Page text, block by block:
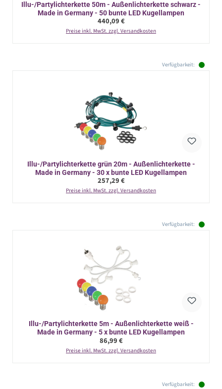
Illu-/Partylichterkette 50m - Außenlichterkette schwarz -
Made in Germany - 50 bunte LED Kugellampen
Regulärer Preis:
440,09 €
Preise inkl. MwSt. zzgl. Versandkosten
Verfügbarkeit:
Illu-/Partylichterkette grün 20m - Außenlichterkette -
Made in Germany - 30 x bunte LED Kugellampen
Regulärer Preis:
257,29 €
Preise inkl. MwSt. zzgl. Versandkosten
Verfügbarkeit:
Illu-/Partylichterkette 5m - Außenlichterkette weiß -
Made in Germany - 5 x bunte LED Kugellampen
Regulärer Preis:
86,99 €
Preise inkl. MwSt. zzgl. Versandkosten
Verfügbarkeit: